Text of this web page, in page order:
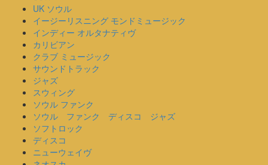
UK ソウル
イージーリスニング モンドミュージック
インディー オルタナティヴ
カリビアン
クラブ ミュージック
サウンドトラック
ジャズ
スウィング
ソウル ファンク
ソウル ファンク ディスコ ジャズ
ソフトロック
ディスコ
ニューウェイヴ